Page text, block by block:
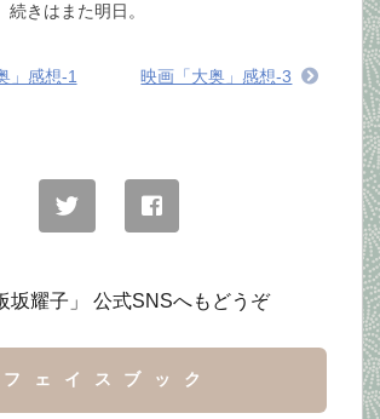
続きはまた明日。
」感想-1 映画「大奥」感想-3
坂耀子」 公式SNSへもどうぞ
フェイスブック